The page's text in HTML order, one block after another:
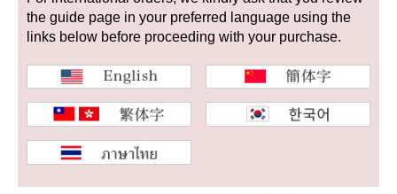
商品の状態から探す
中古品 アンティーク品
WEB限定品
the guide page in your preferred language using the
links below before proceeding with your purchase.